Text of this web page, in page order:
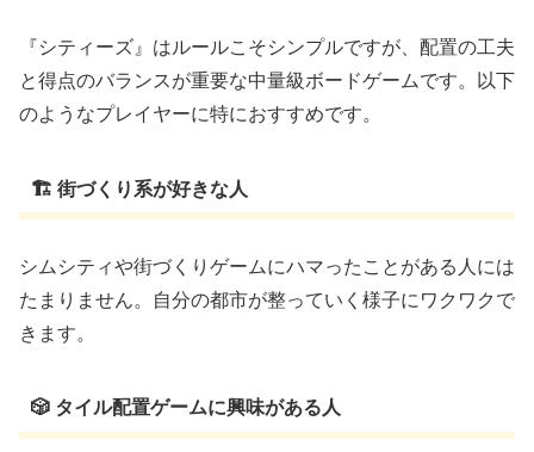
『シティーズ』はルールこそシンプルですが、配置の工夫
と得点のバランスが重要な中量級ボードゲームです。以下
のようなプレイヤーに特におすすめです。
🏗 街づくり系が好きな人
シムシティや街づくりゲームにハマったことがある人には
たまりません。自分の都市が整っていく様子にワクワクで
きます。
🎲 タイル配置ゲームに興味がある人